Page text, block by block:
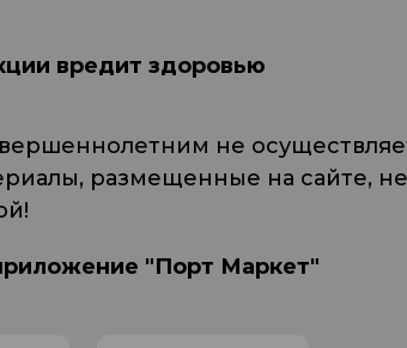
вредит здоровью
не
размещенные на сайте,
"Порт Маркет"